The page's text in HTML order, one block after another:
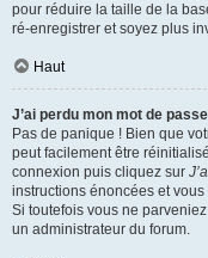
pour réduire la taille de la
ré-enregistrer et soyez plus
Haut
J’ai perdu mon mot de
Pas de panique ! Bien que
peut facilement être
connexion puis cliquez sur
instructions énoncées et
Si toutefois vous ne
un administrateur du forum.